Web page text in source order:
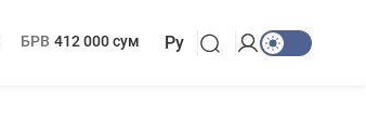
БРВ 412 000 сум Ру